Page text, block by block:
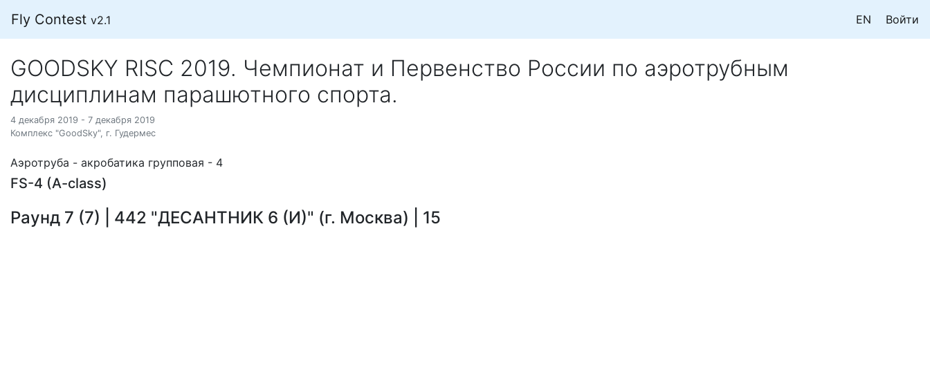
Fly Contest v2.1 EN Войти
GOODSKY RISC 2019. Чемпионат и Первенство России по аэротрубным
дисциплинам парашютного спорта.
4 декабря 2019 - 7 декабря 2019
Комплекс "GoodSky", г. Гудермес
Аэротруба - акробатика групповая - 4
FS-4 (A-class)
Раунд 7 (7) | 442 "ДЕСАНТНИК 6 (И)" (г. Москва) | 15